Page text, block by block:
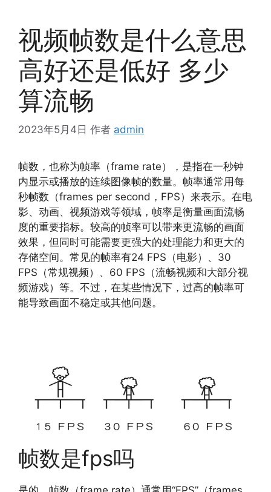
视频帧数是什么意思
高好还是低好 多少
算流畅
2023年5月4日 作者 admin
帧数，也称为帧率（frame rate），是指在一秒钟
内显示或播放的连续图像帧的数量。帧率通常用每
秒帧数（frames per second，FPS）来表示。在电
影、动画、视频游戏等领域，帧率是衡量画面流畅
度的重要指标。较高的帧率可以带来更流畅的画面
效果，但同时可能需要更强大的处理能力和更大的
存储空间。常见的帧率有24 FPS（电影）、30
FPS（常规视频）、60 FPS（流畅视频和大部分视
频游戏）等。不过，在某些情况下，过高的帧率可
能导致画面不稳定或其他问题。
帧数是fps吗